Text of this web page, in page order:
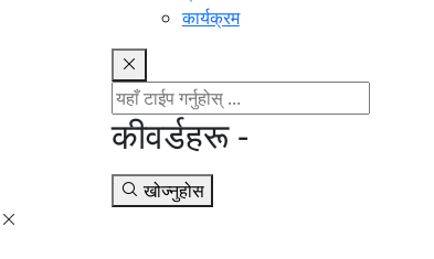
कार्यक्रम
कीवर्डहरू -
खोज्नुहोस